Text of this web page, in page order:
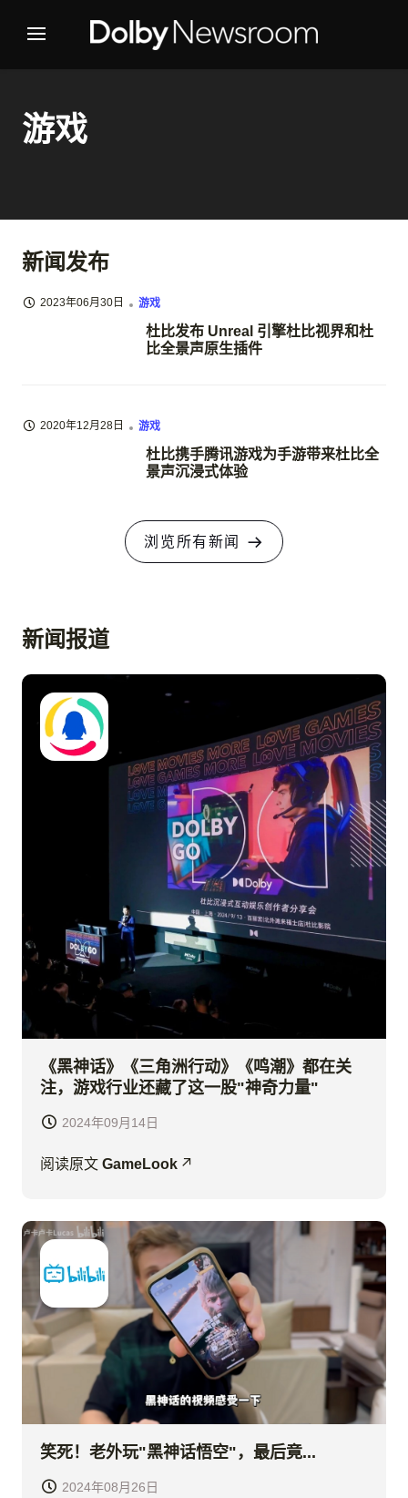
游戏
新闻发布
2023年06月30日 游戏
杜比发布 Unreal 引擎杜比视界和杜
比全景声原生插件
2020年12月28日 游戏
杜比携手腾讯游戏为手游带来杜比全
景声沉浸式体验
浏览所有新闻
新闻报道
《黑神话》《三角洲行动》《鸣潮》都在关
注，游戏行业还藏了这一股"神奇力量"
2024年09月14日
阅读原文 GameLook
笑死！老外玩"黑神话悟空"，最后竟...
2024年08月26日